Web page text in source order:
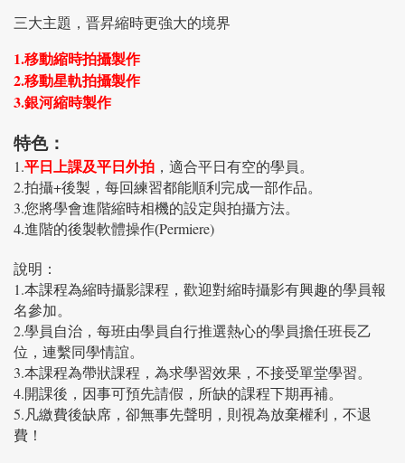
三大主題，晋昇縮時更強大的境界
1.移動縮時拍攝製作
2.移動星軌拍攝製作
3.銀河縮時製作
特色：
1.平日上課及平日外拍 ，適合平日有空的學員。
2.拍攝+後製，每回練習都能順利完成一部作品。
3.您將學會進階縮時相機的設定與拍攝方法。
4.進階的後製軟體操作(Permiere)
說明：
1.本課程為縮時攝影課程，歡迎對縮時攝影有興趣的學員報
名參加。
2.學員自治，每班由學員自行推選熱心的學員擔任班長乙
位，連繫同學情誼。
3.本課程為帶狀課程，為求學習效果，不接受單堂學習。
4.開課後，因事可預先請假，所缺的課程下期再補。
5.凡繳費後缺席，卻無事先聲明，則視為放棄權利，不退
費！